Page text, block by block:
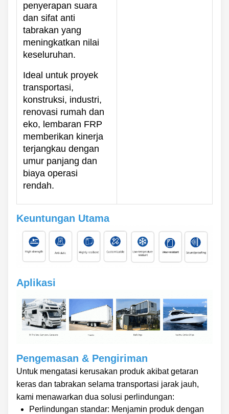
penyerapan suara
dan sifat anti
tabrakan yang
meningkatkan nilai
keseluruhan.
Ideal untuk proyek
transportasi,
konstruksi, industri,
renovasi rumah dan
eko, lembaran FRP
memberikan kinerja
terjangkau dengan
umur panjang dan
biaya operasi
rendah.
Keuntungan Utama
Aplikasi
Pengemasan & Pengiriman
Untuk mengatasi kerusakan produk akibat getaran
keras dan tabrakan selama transportasi jarak jauh,
kami menawarkan dua solusi perlindungan:
Perlindungan standar: Menjamin produk dengan